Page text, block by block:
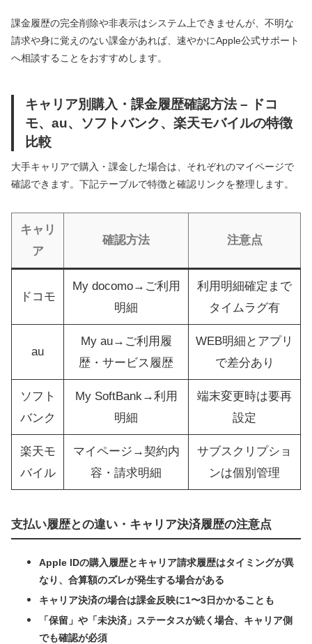
課金履歴の完全削除や非表示はシステム上できませんが、不明な
請求や身に覚えのない課金があれば、速やかにApple公式サポート
へ相談することをおすすめします。
キャリア別購入・課金履歴確認方法 – ドコ
モ、au、ソフトバンク、楽天モバイルの特徴
比較
大手キャリアで購入・課金した場合は、それぞれのマイページで
確認できます。下記テーブルで特徴と確認リンクを整理します。
キャリ
ア
確認方法 注意点
ドコモ
My docomo→ご利用
明細
利用明細確定まで
タイムラグ有
au
My au→ご利用履
歴・サービス履歴
WEB明細とアプリ
で差分あり
ソフト
バンク
My SoftBank→利用
明細
端末変更時は要再
設定
楽天モ
バイル
マイページ→契約内
容・請求明細
サブスクリプショ
ンは個別管理
支払い履歴との違い・キャリア決済履歴の注意点
Apple IDの購入履歴とキャリア請求履歴はタイミングが異
なり、合算額のズレが発生する場合がある
キャリア決済の場合は課金反映に1〜3日かかることも
「保留」や「未決済」ステータスが続く場合、キャリア側
でも確認が必須